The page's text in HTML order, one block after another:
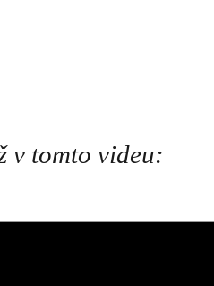
v tomto videu: